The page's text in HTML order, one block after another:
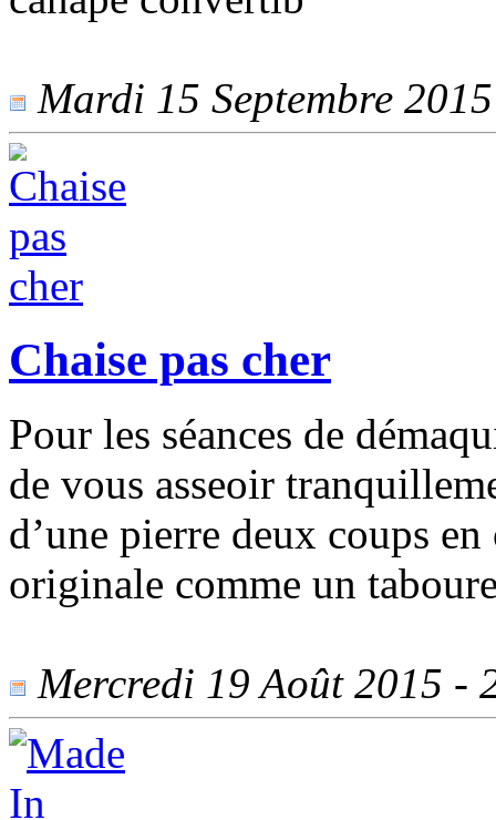
Mardi 15 Septembre
Chaise pas cher
Pour les séances de
de vous asseoir
d’une pierre deux coups
originale comme un
Mercredi 19 Août 2015 -